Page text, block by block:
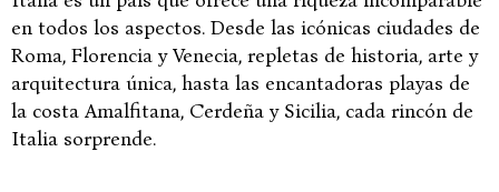
en todos los aspectos. Desde las icónicas ciudades de
Roma, Florencia y Venecia, repletas de historia, arte y
arquitectura única, hasta las encantadoras playas de
la costa Amalfitana, Cerdeña y Sicilia, cada rincón de
Italia sorprende.